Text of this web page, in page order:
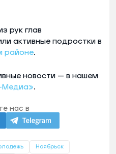
рук глав
активные подростки в
районе.
новости — в нашем
Медиа».
нас в
Ноябрьск